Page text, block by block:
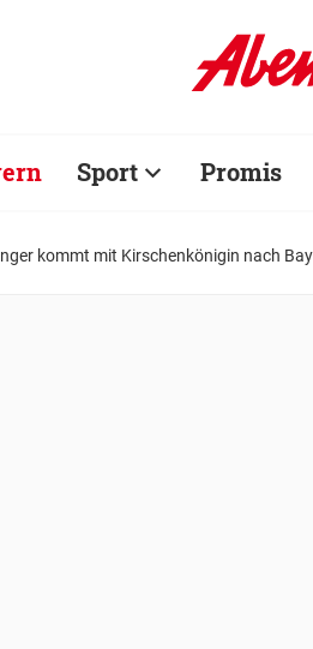
Sport Promis
kommt mit Kirschenkönigin nach